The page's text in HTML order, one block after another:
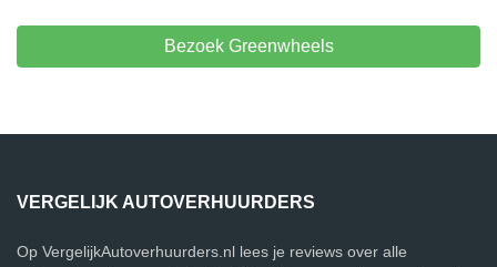
Bezoek Greenwheels
VERGELIJK AUTOVERHUURDERS
Op VergelijkAutoverhuurders.nl lees je reviews over alle